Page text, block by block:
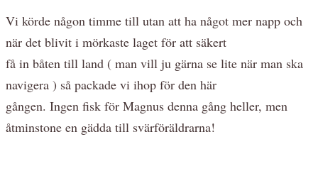
Vi körde någon timme till utan att ha något mer napp och
när det blivit i mörkaste laget för att säkert
få in båten till land ( man vill ju gärna se lite när man ska
navigera ) så packade vi ihop för den här
gången. Ingen fisk för Magnus denna gång heller, men
åtminstone en gädda till svärföräldrarna!